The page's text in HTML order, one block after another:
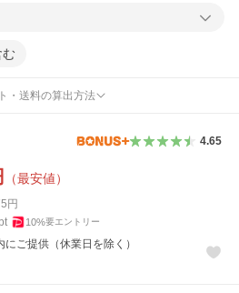
・送料の算出方法
4.65
（最安値）
円
10%要エントリー
ご提供（休業日を除く）